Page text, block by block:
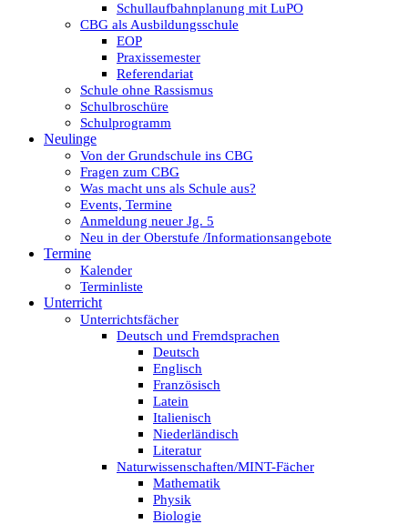
Schullaufbahnplanung mit LuPO
CBG als Ausbildungsschule
EOP
Praxissemester
Referendariat
Schule ohne Rassismus
Schulbroschüre
Schulprogramm
Neulinge
Von der Grundschule ins CBG
Fragen zum CBG
Was macht uns als Schule aus?
Events, Termine
Anmeldung neuer Jg. 5
Neu in der Oberstufe /Informationsangebote
Termine
Kalender
Terminliste
Unterricht
Unterrichtsfächer
Deutsch und Fremdsprachen
Deutsch
Englisch
Französisch
Latein
Italienisch
Niederländisch
Literatur
Naturwissenschaften/MINT-Fächer
Mathematik
Physik
Biologie